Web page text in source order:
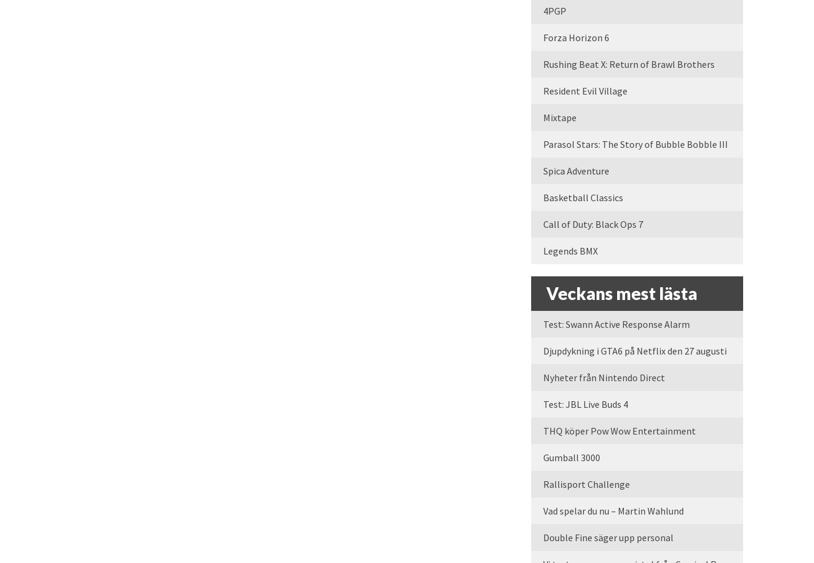
4PGP
Forza Horizon 6
Rushing Beat X: Return of Brawl Brothers
Resident Evil Village
Mixtape
Parasol Stars: The Story of Bubble Bobble III
Spica Adventure
Basketball Classics
Call of Duty: Black Ops 7
Legends BMX
Veckans mest lästa
Test: Swann Active Response Alarm
Djupdykning i GTA6 på Netflix den 27 augusti
Nyheter från Nintendo Direct
Test: JBL Live Buds 4
THQ köper Pow Wow Entertainment
Gumball 3000
Rallisport Challenge
Vad spelar du nu – Martin Wahlund
Double Fine säger upp personal